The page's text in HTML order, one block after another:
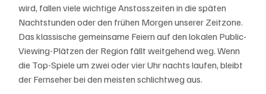
wird, fallen viele wichtige Anstosszeiten in die späten
Nachtstunden oder den frühen Morgen unserer Zeitzone.
Das klassische gemeinsame Feiern auf den lokalen Public-
Viewing-Plätzen der Region fällt weitgehend weg. Wenn
die Top-Spiele um zwei oder vier Uhr nachts laufen, bleibt
der Fernseher bei den meisten schlichtweg aus.